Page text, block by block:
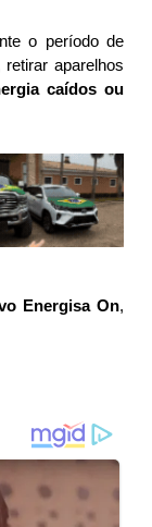
o período de
aparelhos
caídos ou
Energisa On,